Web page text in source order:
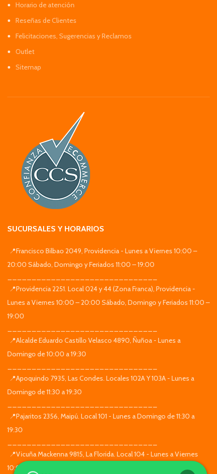
Horario de atención
Reseñas de Clientes
Felicitaciones, Sugerencias y Reclamos
Outlet
Sitemap
SUCURSALES Y HORARIOS
📍Francisco Bilbao 2049, Providencia - Lunes a Viernes 10:00 –
20:00 Sábado, Domingo y Feriados 11:00 – 19:00
📍Providencia 2251. Local 024 y 44 (Zona Franca), Providencia -
Lunes a Viernes 10:00 – 20:00 Sábado, Domingo y Feriados 11:00 –
19:00
📍Alcalde Eduardo Castillo Velasco 4890, Ñuñoa - Lunes a
Domingo de 10:00 a 19:30
📍Apoquindo 7935, Las Condes. Locales 102A Y 103A - Lunes a
Domingo de 11:30 a 19:30
📍Pajaritos 2356, Maipú. Local 101 - Lunes a Domingo de 11:30 a
19:30
📍Vicuña Mackenna 9815, La Florida. Local 104 - Lunes a Viernes
10:00 – 20:00 Sábado, Domingo y Feriados 11:00 – 19:00